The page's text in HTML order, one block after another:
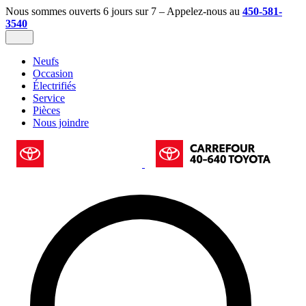
Nous sommes ouverts 6 jours sur 7 – Appelez-nous au 450-581-
3540
Neufs
Occasion
Électrifiés
Service
Pièces
Nous joindre